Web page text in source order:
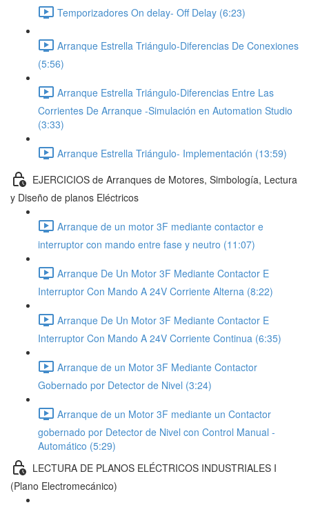
Temporizadores On delay- Off Delay (6:23)
Arranque Estrella Triángulo-Diferencias De Conexiones
(5:56)
Arranque Estrella Triángulo-Diferencias Entre Las
Corrientes De Arranque -Simulación en Automation Studio
(3:33)
Arranque Estrella Triángulo- Implementación (13:59)
EJERCICIOS de Arranques de Motores, Simbología, Lectura
y Diseño de planos Eléctricos
Arranque de un motor 3F mediante contactor e
interruptor con mando entre fase y neutro (11:07)
Arranque De Un Motor 3F Mediante Contactor E
Interruptor Con Mando A 24V Corriente Alterna (8:22)
Arranque De Un Motor 3F Mediante Contactor E
Interruptor Con Mando A 24V Corriente Continua (6:35)
Arranque de un Motor 3F Mediante Contactor
Gobernado por Detector de Nivel (3:24)
Arranque de un Motor 3F mediante un Contactor
gobernado por Detector de Nivel con Control Manual -
Automático (5:29)
LECTURA DE PLANOS ELÉCTRICOS INDUSTRIALES I
(Plano Electromecánico)